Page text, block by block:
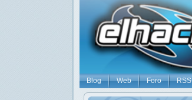
Blog Web Foro RSS